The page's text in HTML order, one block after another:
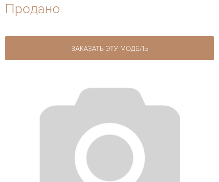
27-44
Продано
ЗАКАЗАТЬ ЭТУ МОДЕЛЬ